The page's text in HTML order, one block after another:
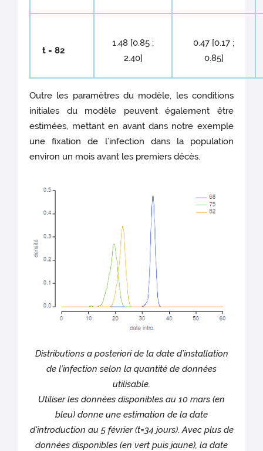
t = 82
1.48 [0.85 ;
2.40]
0.47 [0.17 ;
0.85]
Outre les paramètres du modèle, les conditions
initiales du modèle peuvent également être
estimées, mettant en avant dans notre exemple
une fixation de l’infection dans la population
environ un mois avant les premiers décès.
Distributions a posteriori de la date d’installation
de l’infection selon la quantité de données
utilisable.
Utiliser les données disponibles au 10 mars (en
bleu) donne une estimation de la date
d'introduction au 5 février (t=34 jours). Avec plus de
données disponibles (en vert puis jaune), la date